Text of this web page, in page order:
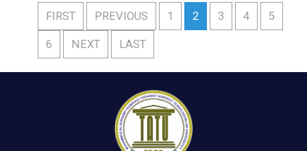
FIRST PREVIOUS 1 2 3 4 5
6 NEXT LAST